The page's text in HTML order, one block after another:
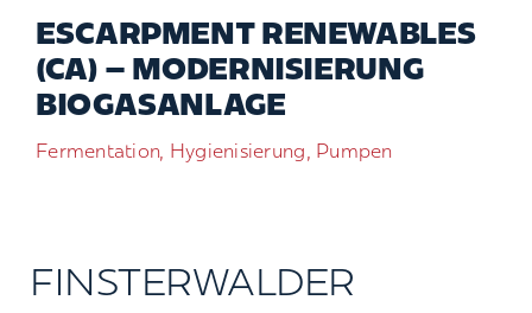
Kontakt
Suche
nach:
ESCARPMENT RENEWABLES
(CA) – MODERNISIERUNG
BIOGASANLAGE
Fermentation, Hygienisierung, Pumpen
FINSTERWALDER